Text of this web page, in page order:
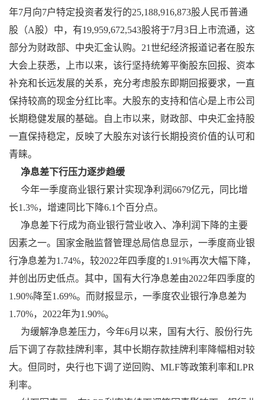
年7月向7户特定投资者发行的25,188,916,873股人民币普通
股（A股）中，有19,959,672,543股将于7月3日上市流通，这
部分为财政部、中央汇金认购。21世纪经济报道记者在股东
大会上获悉，上市以来，该行坚持统筹平衡股东回报、资本
补充和长远发展的关系，充分考虑股东即期回报要求，一直
保持较高的现金分红比率。大股东的支持和信心是上市公司
长期稳健发展的基础。自上市以来，财政部、中央汇金持股
一直保持稳定，反映了大股东对该行长期投资价值的认可和
青睐。
净息差下行压力逐步趋缓
今年一季度商业银行累计实现净利润6679亿元，同比增
长1.3%，增速同比下降6.1个百分点。
净息差下行成为商业银行营业收入、净利润下降的主要
因素之一。国家金融监督管理总局信息显示，一季度商业银
行净息差为1.74%，较2022年四季度的1.91%再次大幅下降，
并创出历史低点。其中，国有大行净息差由2022年四季度的
1.90%降至1.69%。而财报显示，一季度农业银行净息差为
1.70%，2022年为1.90%。
为缓解净息差压力，今年6月以来，国有大行、股份行先
后下调了存款挂牌利率，其中长期存款挂牌利率降幅相对较
大。但同时，央行也下调了逆回购、MLF等政策利率和LPR
利率。